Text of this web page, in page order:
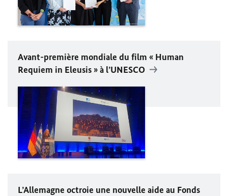
Avant-première mondiale du film « Human
Requiem in Eleusis » à l’UNESCO
L’Allemagne octroie une nouvelle aide au Fonds